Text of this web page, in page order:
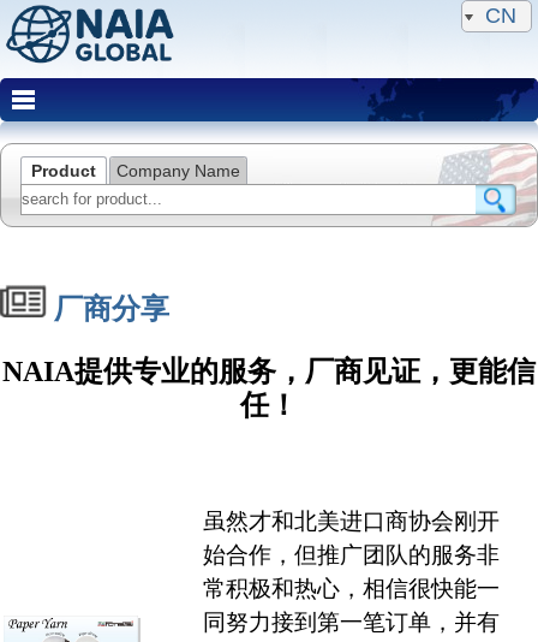
CN
Product Company Name
厂商分享
NAIA提供专业的服务，厂商见证，更能信
任！
虽然才和北美进口商协会刚开
始合作，但推广团队的服务非
常积极和热心，相信很快能一
同努力接到第一笔订单，并有